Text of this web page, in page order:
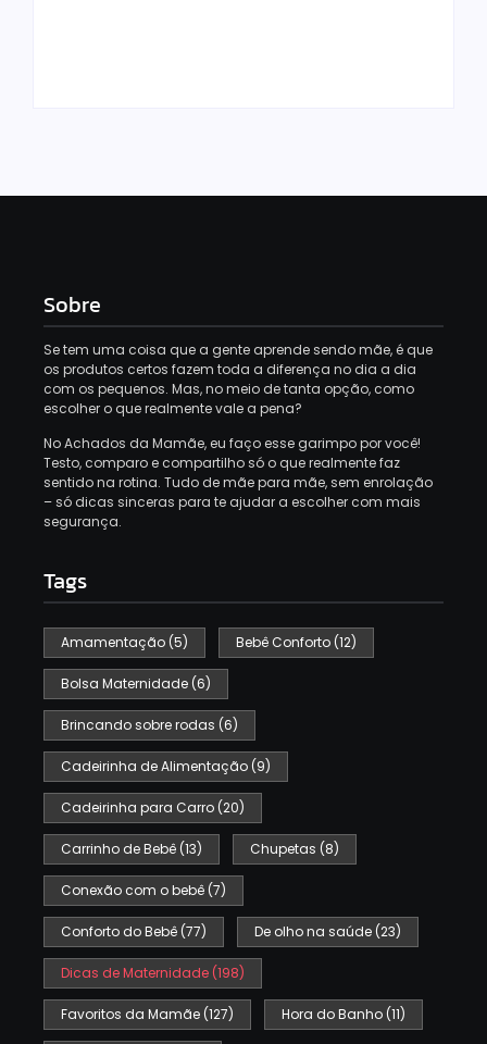
Sobre
Se tem uma coisa que a gente aprende sendo mãe, é que
os produtos certos fazem toda a diferença no dia a dia
com os pequenos. Mas, no meio de tanta opção, como
escolher o que realmente vale a pena?
No Achados da Mamãe, eu faço esse garimpo por você!
Testo, comparo e compartilho só o que realmente faz
sentido na rotina. Tudo de mãe para mãe, sem enrolação
– só dicas sinceras para te ajudar a escolher com mais
segurança.
Tags
Amamentação (5) Bebê Conforto (12)
Bolsa Maternidade (6)
Brincando sobre rodas (6)
Cadeirinha de Alimentação (9)
Cadeirinha para Carro (20)
Carrinho de Bebê (13) Chupetas (8)
Conexão com o bebê (7)
Conforto do Bebê (77) De olho na saúde (23)
Dicas de Maternidade (198)
Favoritos da Mamãe (127) Hora do Banho (11)